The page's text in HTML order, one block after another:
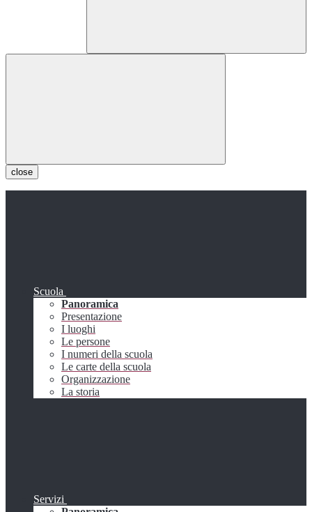
close
Scuola
Panoramica
Presentazione
I luoghi
Le persone
I numeri della scuola
Le carte della scuola
Organizzazione
La storia
Servizi